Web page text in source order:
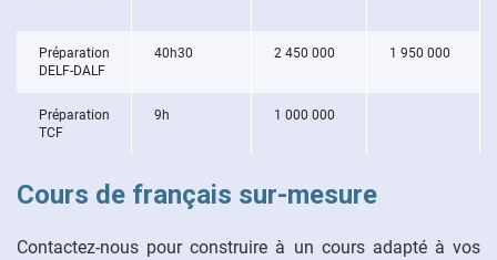
Préparation
DELF-DALF
40h30 2 450 000 1 950 000
Préparation
TCF
9h 1 000 000
Cours de français sur-mesure
Contactez-nous pour construire à un cours adapté à vos